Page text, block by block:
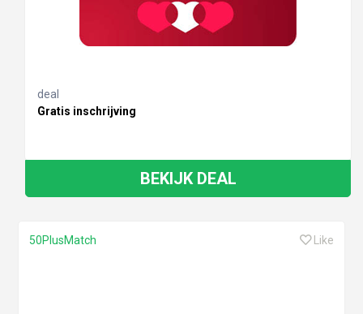
deal
Gratis inschrijving
BEKIJK DEAL
50PlusMatch Like